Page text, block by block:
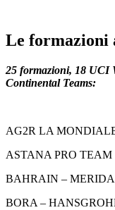
Le formazioni
25 formazioni, 18 UCI
Continental Teams:
AG2R LA
ASTANA PRO TEAM
BAHRAIN – MERIDA
BORA –